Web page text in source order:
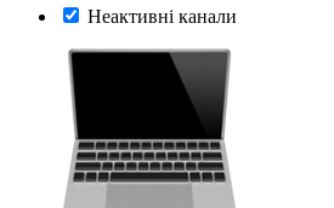
Неактивні канали